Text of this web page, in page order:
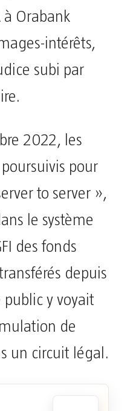
à Orabank
intérêts,
subi par
2022, les
pour
to server »,
le système
des fonds
depuis
public y voyait
de
un circuit légal.